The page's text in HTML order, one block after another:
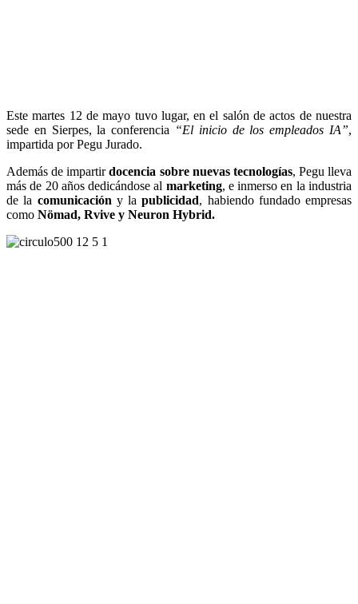
Este martes 12 de mayo tuvo lugar, en el salón de actos de nuestra
sede en Sierpes, la conferencia “El inicio de los empleados IA”,
impartida por Pegu Jurado.
Además de impartirdocencia sobre nuevas tecnologías, Pegu lleva
más de 20 años dedicándose al marketing, e inmerso en la industria
de la comunicación y lapublicidad, habiendo fundado empresas
como Nömad, Rvive y Neuron Hybrid.